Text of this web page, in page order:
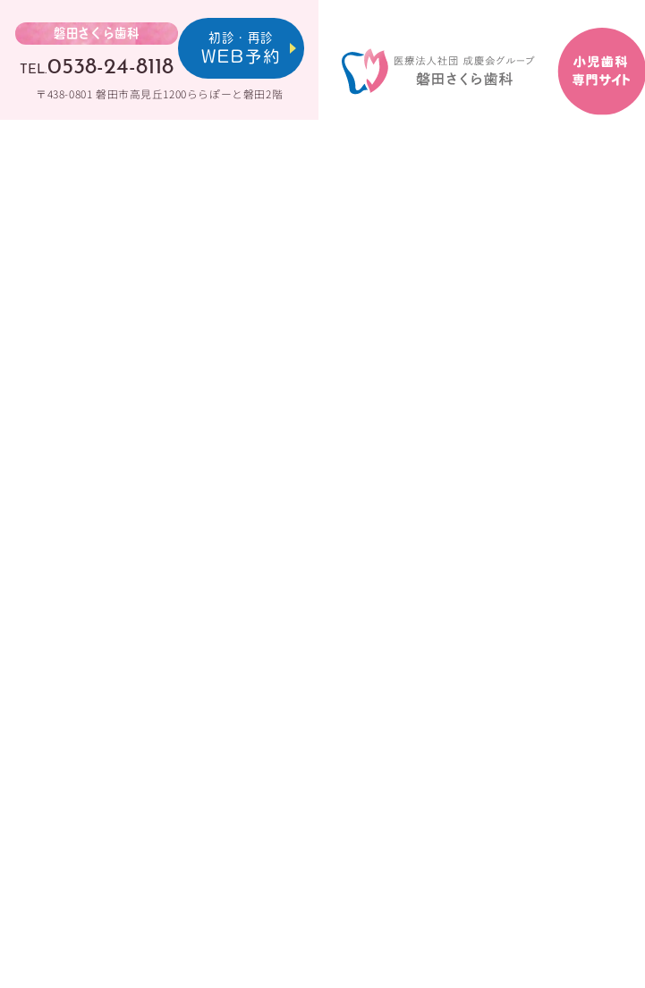
磐田さくら歯科
TEL.0538-24-8118
初診・再診
WEB予約
〒438-0801 磐田市高見丘1200ららぽーと磐田2階